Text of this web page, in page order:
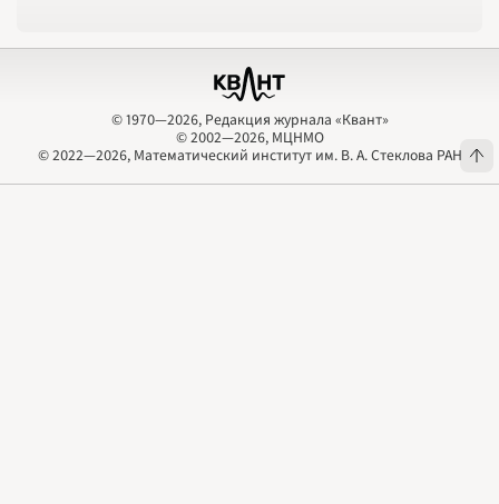
© 1970—2026, Редакция журнала «Квант»
© 2002—2026, МЦНМО
© 2022—2026, Математический институт им. В. А. Стеклова РАН
© 1970—2026, Редакция журнала «Квант»
© 2002—2026, МЦНМО
© 2022—2026, Математический институт им. В. А. Стеклова РАН